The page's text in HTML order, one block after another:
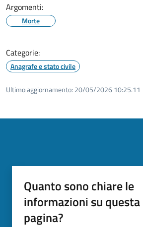
Argomenti:
Morte
Categorie:
Anagrafe e stato civile
Ultimo aggiornamento: 20/05/2026 10:25.11
Quanto sono chiare le
informazioni su questa
pagina?